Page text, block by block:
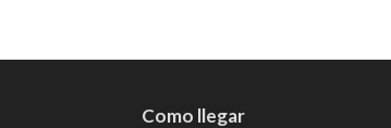
Como llegar